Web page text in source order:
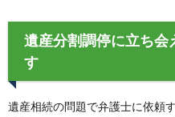
遺産分割調停に立ち会
す
遺産相続の問題で弁護士に依頼